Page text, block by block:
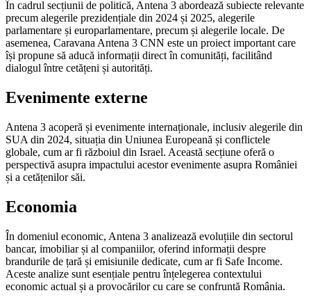
În cadrul secțiunii de politică, Antena 3 abordează subiecte relevante
precum alegerile prezidențiale din 2024 și 2025, alegerile
parlamentare și europarlamentare, precum și alegerile locale. De
asemenea, Caravana Antena 3 CNN este un proiect important care
își propune să aducă informații direct în comunități, facilitând
dialogul între cetățeni și autorități.
Evenimente externe
Antena 3 acoperă și evenimente internaționale, inclusiv alegerile din
SUA din 2024, situația din Uniunea Europeană și conflictele
globale, cum ar fi războiul din Israel. Această secțiune oferă o
perspectivă asupra impactului acestor evenimente asupra României
și a cetățenilor săi.
Economia
În domeniul economic, Antena 3 analizează evoluțiile din sectorul
bancar, imobiliar și al companiilor, oferind informații despre
brandurile de țară și emisiunile dedicate, cum ar fi Safe Income.
Aceste analize sunt esențiale pentru înțelegerea contextului
economic actual și a provocărilor cu care se confruntă România.